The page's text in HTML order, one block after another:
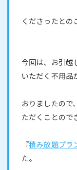
くださったとの
今回は、お引越
いただく不用品
おりましたので
ただくことので
『積み放題プラ
た。